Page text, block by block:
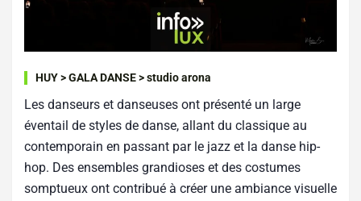
HUY > GALA DANSE > studio arona
Les danseurs et danseuses ont présenté un large
éventail de styles de danse, allant du classique au
contemporain en passant par le jazz et la danse hip-
hop. Des ensembles grandioses et des costumes
somptueux ont contribué à créer une ambiance visuelle